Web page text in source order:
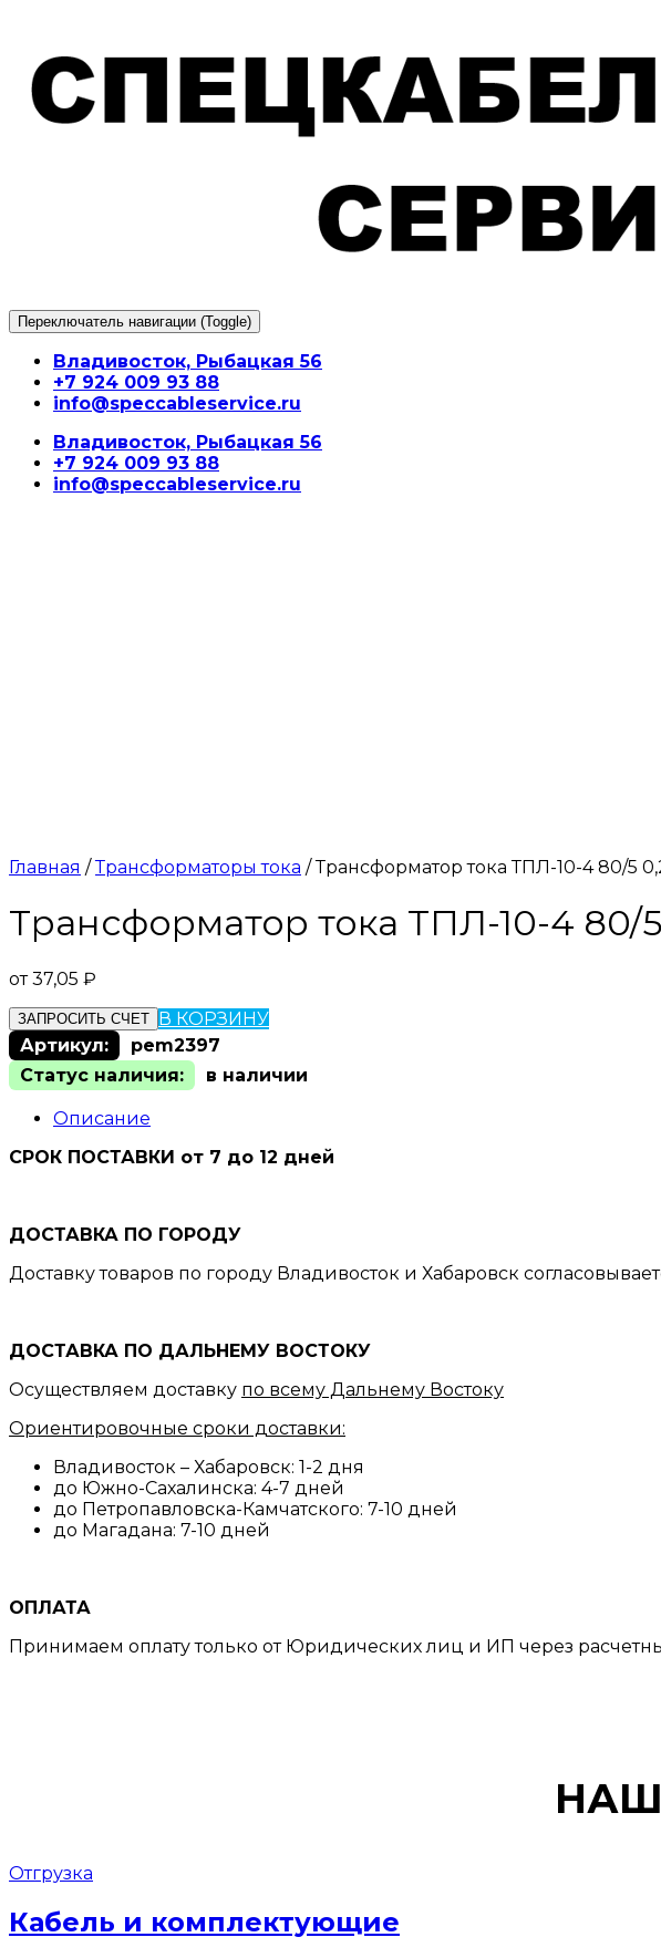
содержимому
Переключатель навигации (Toggle)
Владивосток, Рыбацкая 56
+7 924 009 93 88
info@speccableservice.ru
Владивосток, Рыбацкая 56
+7 924 009 93 88
info@speccableservice.ru
Главная /Трансформаторы тока / Трансформатор тока ТПЛ-10-4 80/5
Трансформатор тока ТПЛ-10-4 80/
от37,05 ₽
ЗАПРОСИТЬ СЧЕТ В КОРЗИНУ
Артикул:
pem2397
Статус наличия:
в наличии
Описание
СРОК ПОСТАВКИ от 7 до 12 дней
ДОСТАВКА ПО ГОРОДУ
Доставку товаров по городу Владивосток и Хабаровск
ДОСТАВКА ПО ДАЛЬНЕМУ ВОСТОКУ
Осуществляем доставку по всему Дальнему Востоку
Ориентировочные сроки доставки:
Владивосток – Хабаровск: 1-2 дня
до Южно-Сахалинска: 4-7 дней
до Петропавловска-Камчатского: 7-10 дней
до Магадана: 7-10 дней
ОПЛАТА
Принимаем оплату только от Юридических лиц и ИП через
Отгрузка
Кабель и комплектующие